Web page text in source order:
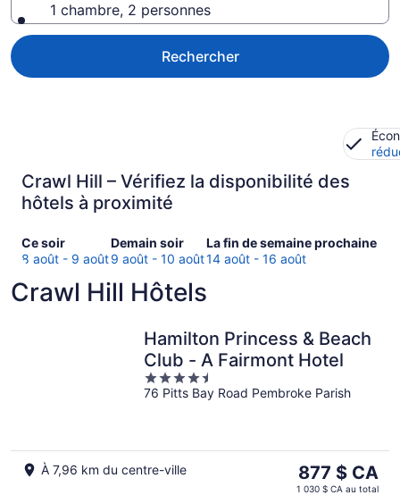
1 chambre, 2 personnes
Rechercher
Crawl Hill – Vérifiez la disponibilité des
hôtels à proximité
Ce soir
Consultez
les
à Crawl
août
8 août - 9 août
Demain soir
Consulter
les
demain
10
août
9 août - 10 août
La fin de semaine prochaine
Consultez
les
à Crawl
pour
la
fin
de
semaine
août
14 août - 16 août
Crawl Hill Hôtels
Hamilton Princess & Beach
Club - A Fairmont Hotel
4.5
out
76 Pitts Bay Road Pembroke Parish
À 7,96 km du centre-ville
Le
prix
877 $ CA
1 030 $ CA au total